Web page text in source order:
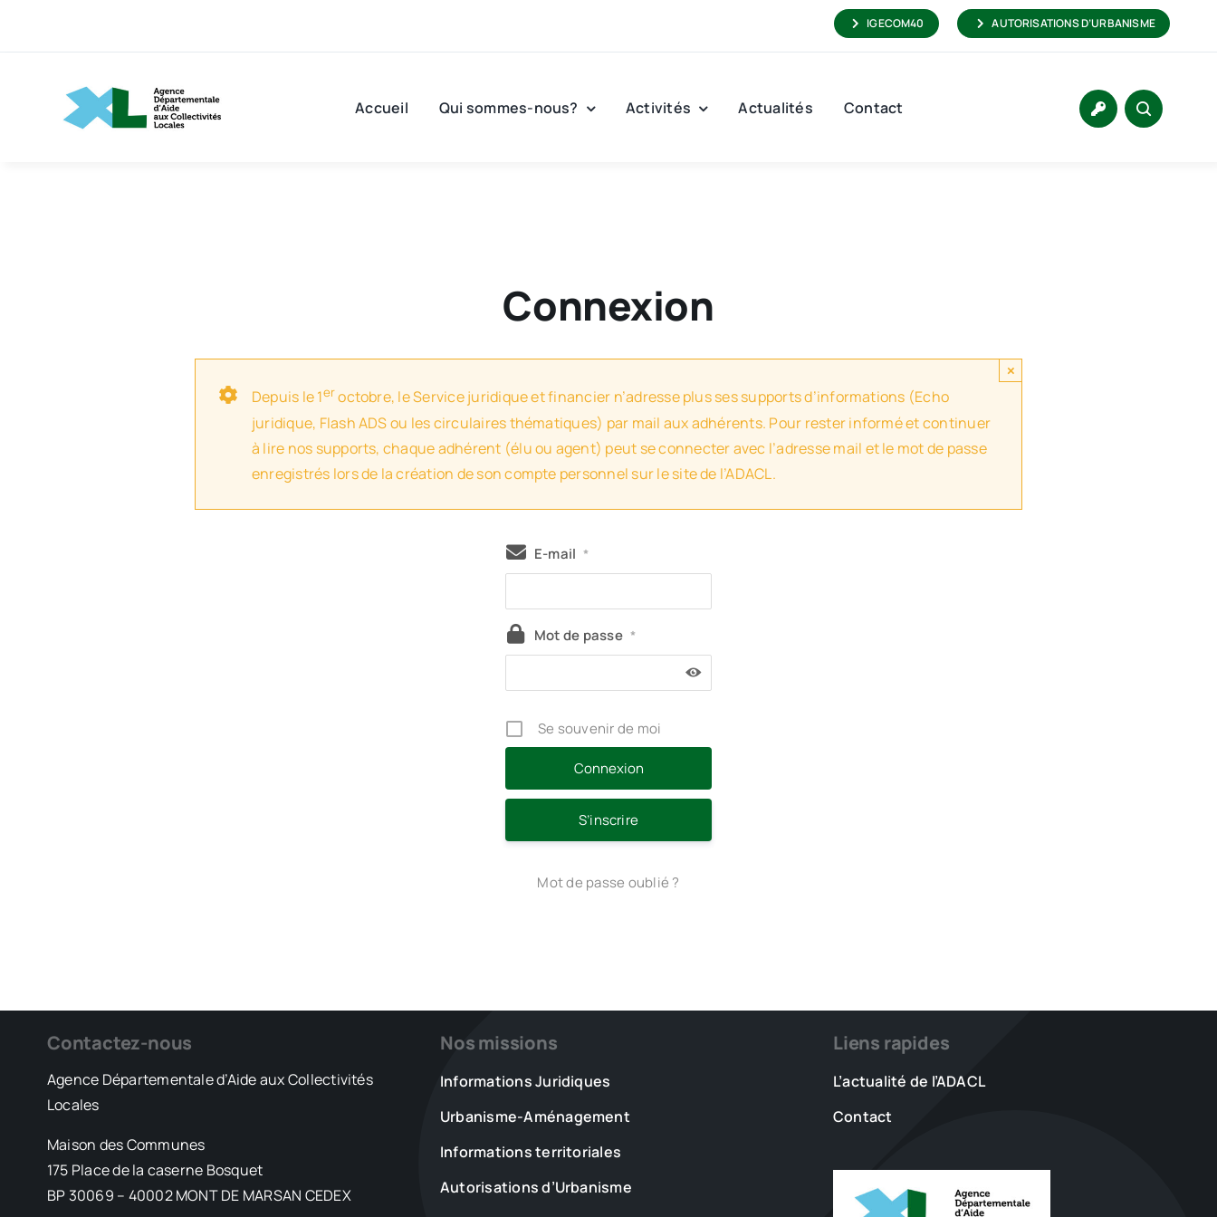
IGECOM40 AUTORISATIONS D’URBANISME
Accueil Qui sommes-nous? Activités Actualités Contact
Connexion
Depuis le 1eroctobre, le Service juridique et financier n’adresse plus ses supports d’informations (Echo
juridique, Flash ADS ou les circulaires thématiques) par mail aux adhérents. Pour rester informé et continuer
à lire nos supports, chaque adhérent (élu ou agent) peut se connecter avec l’adresse mail et le mot de passe
enregistrés lors de la création de son compte personnel sur le site de l’ADACL.
×
E-mail *
Mot de passe *
Se souvenir de moi
S’inscrire
Mot de passe oublié ?
Contactez-nous
Agence Départementale d’Aide aux Collectivités
Locales
Maison des Communes
175 Place de la caserne Bosquet
BP 30069 – 40002 MONT DE MARSAN CEDEX
Nos missions
Informations Juridiques
Urbanisme-Aménagement
Informations territoriales
Autorisations d’Urbanisme
Liens rapides
L’actualité de l’ADACL
Contact